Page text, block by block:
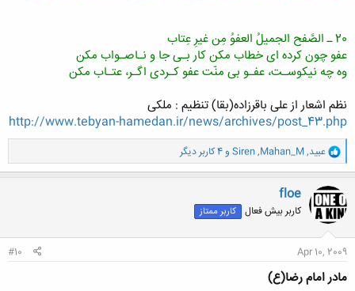
20 ـ الصَّفح الجمیلُ العفوُ مِن غیرِ عِتاب
عفو چون كرده اى خطاب مكن كار بـى جا و نـاصـواب مكن
وه چه نیكوسـت، عفـو بى منّت عفو كـردى اگـر، عتـاب مكن
نظم اشعار از على باقرزاده(بقا) تنظیم : ملکی
http://www.tebyan-hamedan.ir/news/archives/post_43.php
و
ا
ک
ن
ش
ه
ا
عبید,
Mahan_M
,
Siren و 4 کاربر دیگر
floe
کاربر بیش فعال کاربر ممتاز
Apr 10, 2009
#10
مادر امام رضا(ع)